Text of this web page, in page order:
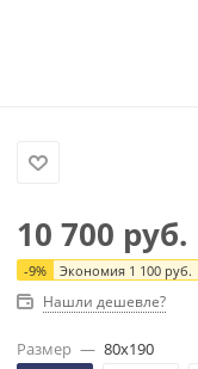
10 700 руб.
-9% Экономия 1 100 руб.
Нашли дешевле?
Размер — 80x190